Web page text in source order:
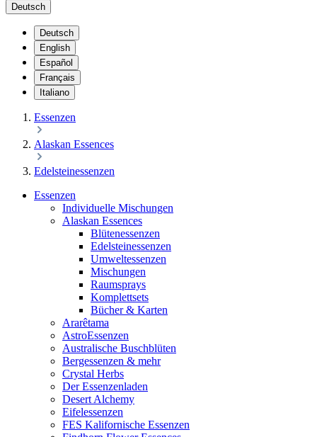
Deutsch
Deutsch
English
Español
Français
Italiano
Essenzen
Alaskan Essences
Edelsteinessenzen
Essenzen
Individuelle Mischungen
Alaskan Essences
Blütenessenzen
Edelsteinessenzen
Umweltessenzen
Mischungen
Raumsprays
Komplettsets
Bücher & Karten
Ararêtama
AstroEssenzen
Australische Buschblüten
Bergessenzen & mehr
Crystal Herbs
Der Essenzenladen
Desert Alchemy
Eifelessenzen
FES Kalifornische Essenzen